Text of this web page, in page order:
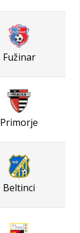
Fužinar
Primorje
Beltinci